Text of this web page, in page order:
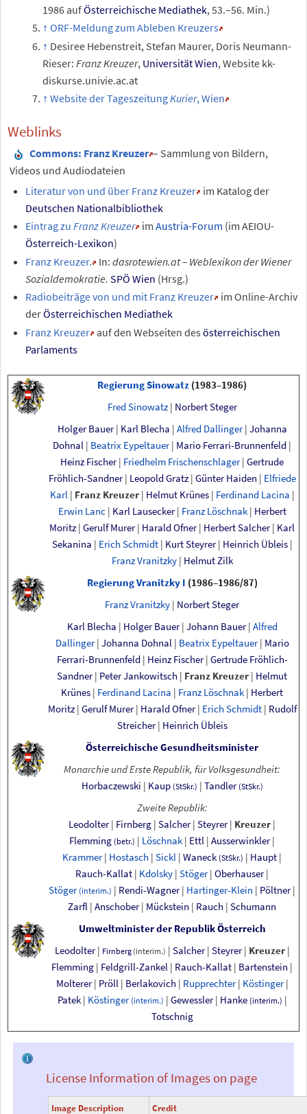
1986 aufÖsterreichische Mediathek, 53.–56. Min.)
ORF-Meldung zum Ableben Kreuzers
Desiree Hebenstreit, Stefan Maurer, Doris Neumann-
Rieser:Franz Kreuzer, Universität Wien, Website kk-
diskurse.univie.ac.at
Website der TageszeitungKurier, Wien
Weblinks
Commons: Franz Kreuzer – Sammlung von Bildern,
Videos und Audiodateien
Literatur von und über Franz Kreuzer im Katalog der
Deutschen Nationalbibliothek
Eintrag zu Franz Kreuzer im Austria-Forum (im AEIOU-
Österreich-Lexikon)
Franz Kreuzer. In: dasrotewien.at – Weblexikon der Wiener
Sozialdemokratie. SPÖ Wien (Hrsg.)
Radiobeiträge von und mit Franz Kreuzer im Online-Archiv
derÖsterreichischen Mediathek
Franz Kreuzer auf den Webseiten des österreichischen
Parlaments
Regierung Sinowatz (1983–1986)
Fred Sinowatz | Norbert Steger
Holger Bauer | Karl Blecha | Alfred Dallinger | Johanna
Dohnal | Beatrix Eypeltauer | Mario Ferrari-Brunnenfeld |
Heinz Fischer | Friedhelm Frischenschlager | Gertrude
Fröhlich-Sandner | Leopold Gratz | Günter Haiden | Elfriede
Karl | Franz Kreuzer | Helmut Krünes | Ferdinand Lacina |
Erwin Lanc | Karl Lausecker | Franz Löschnak | Herbert
Moritz | Gerulf Murer | Harald Ofner | Herbert Salcher | Karl
Sekanina | Erich Schmidt | Kurt Steyrer | Heinrich Übleis |
Franz Vranitzky | Helmut Zilk
Regierung Vranitzky I (1986–1986/87)
Franz Vranitzky | Norbert Steger
Karl Blecha | Holger Bauer | Johann Bauer | Alfred
Dallinger | Johanna Dohnal | Beatrix Eypeltauer | Mario
Ferrari-Brunnenfeld | Heinz Fischer | Gertrude Fröhlich-
Sandner | Peter Jankowitsch | Franz Kreuzer | Helmut
Krünes | Ferdinand Lacina | Franz Löschnak | Herbert
Moritz | Gerulf Murer | Harald Ofner | Erich Schmidt | Rudolf
Streicher | Heinrich Übleis
Österreichische Gesundheitsminister
Monarchie und Erste Republik, für Volksgesundheit:
Horbaczewski | Kaup (StSkr.) | Tandler (StSkr.)
Zweite Republik:
Leodolter | Firnberg | Salcher | Steyrer | Kreuzer |
Flemming (betr.) | Löschnak | Ettl | Ausserwinkler |
Krammer | Hostasch | Sickl | Waneck (StSkr.) | Haupt |
Rauch-Kallat | Kdolsky | Stöger | Oberhauser |
Stöger (interim.) | Rendi-Wagner | Hartinger-Klein | Pöltner |
Zarfl | Anschober | Mückstein | Rauch | Schumann
Umweltminister der Republik Österreich
Leodolter | Firnberg (interim.) | Salcher | Steyrer | Kreuzer |
Flemming | Feldgrill-Zankel | Rauch-Kallat | Bartenstein |
Molterer | Pröll | Berlakovich | Rupprechter | Köstinger |
Patek | Köstinger (interim.) | Gewessler | Hanke (interim.) |
Totschnig
License Information of Images on page
Image Description Credit